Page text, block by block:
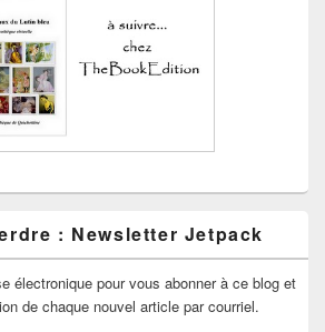
: Newsletter Jetpack
électronique pour vous abonner à ce blog et
de chaque nouvel article par courriel.